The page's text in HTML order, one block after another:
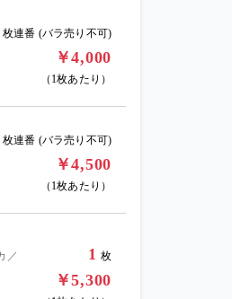
枚連番 (バラ売り不可)
￥4,000
（1枚あたり）
枚連番 (バラ売り不可)
￥4,500
（1枚あたり）
／
1 枚
￥5,300